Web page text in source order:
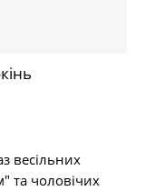
весільних
та чоловічих